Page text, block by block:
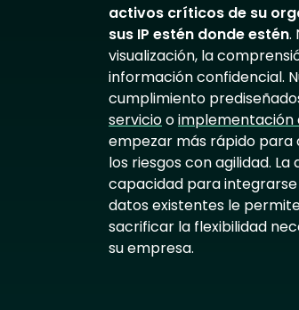
activos críticos de su
sus IP estén donde estén.
visualización, la
información confidencial.
cumplimiento
serviciooimplementación
empezar más rápido para
los riesgos con agilidad.
capacidad para
datos existentes le
sacrificar la flexibilidad
su empresa.